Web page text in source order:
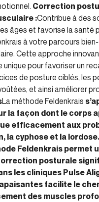
Correction
:Contribue à des
âges et favorise la santé
à votre parcours
Cette approche
pour favoriser un
de posture ciblés, les
et ainsi améliorer
La méthode Feldenkrais
la façon dont le corps
efficacement aux
la cyphose et la
Feldenkrais permet
posturale
les cliniques Pulse
facilite le
des muscles